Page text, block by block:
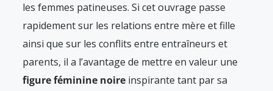
les femmes patineuses. Si cet ouvrage passe
rapidement sur les relations entre mère et fille
ainsi que sur les conflits entre entraîneurs et
parents, il a l’avantage de mettre en valeur une
figure féminine noire inspirante tant par sa